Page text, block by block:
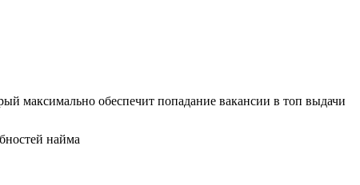
максимально обеспечит попадание вакансии в топ выдачи
найма